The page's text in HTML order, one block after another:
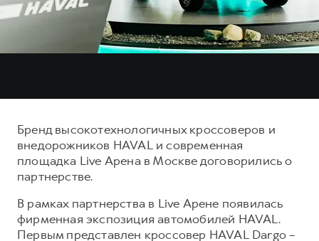
от 2 899 000 ₽
Тест-драйв
Страхование
Кредит
КОРПОРАТИВНЫМ КЛИЕНТАМ
Для малого бизнеса
СЕРВИСНОЕ ОБСЛУЖИВАНИЕ
ПОДДЕРЖКА
GWM Безопасность
Гарантия HAVAL
Мобильное приложение GWM
Наша команда
Бренд высокотехнологичных кроссоверов и
внедорожников HAVAL и современная
площадка Live Арена в Москве договорились о
партнерстве.
В рамках партнерства в Live Арене появилась
фирменная экспозиция автомобилей HAVAL.
Первым представлен кроссовер HAVAL Dargo –